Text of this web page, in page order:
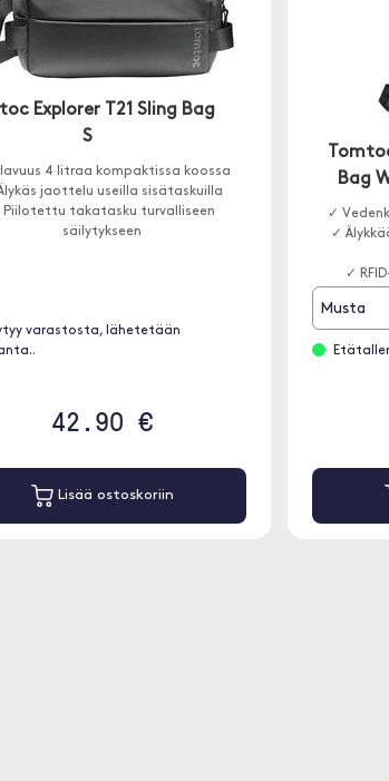
Explorer T21 Sling Bag
S
4 litraa kompaktissa koossa
jaottelu useilla sisätaskuilla
Piilotettu takatasku turvalliseen
säilytykseen
varastosta, lähetetään
42.90 €
Lisää ostoskoriin
Bag
✓
✓
✓
Musta